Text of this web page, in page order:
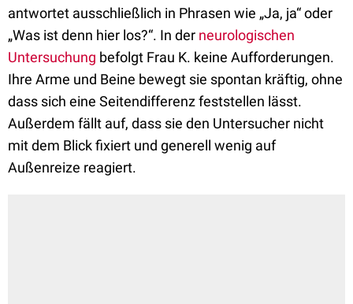
antwortet ausschließlich in Phrasen wie „Ja, ja“ oder
„Was ist denn hier los?“. In der neurologischen
Untersuchung befolgt Frau K. keine Aufforderungen.
Ihre Arme und Beine bewegt sie spontan kräftig, ohne
dass sich eine Seitendifferenz feststellen lässt.
Außerdem fällt auf, dass sie den Untersucher nicht
mit dem Blick fixiert und generell wenig auf
Außenreize reagiert.